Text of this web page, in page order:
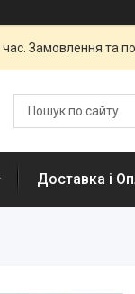
час. Замовлення та
Доставка і